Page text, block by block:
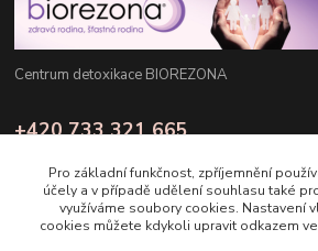
Centrum detoxikace BIOREZONA
+420 733 321 665
info@biorezona.cz
Pro základní funkčnost, zpříjemnění
účely a v případě udělení souhlasu také
využíváme soubory cookies. Nastavení
cookies můžete kdykoli upravit odkazem